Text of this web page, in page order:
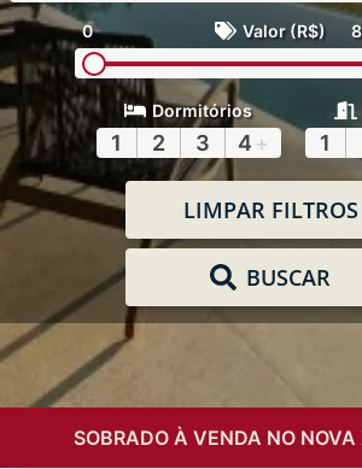
0 Valor (R$)
Dormitórios
1 2 3 4 + 1
LIMPAR FILTROS
BUSCAR
SOBRADO À VENDA NO